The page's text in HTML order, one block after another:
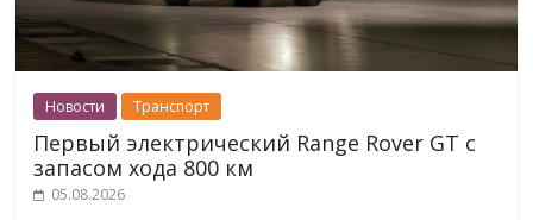
Новости Транспорт
Первый электрический Range Rover GT с
запасом хода 800 км
05.08.2026